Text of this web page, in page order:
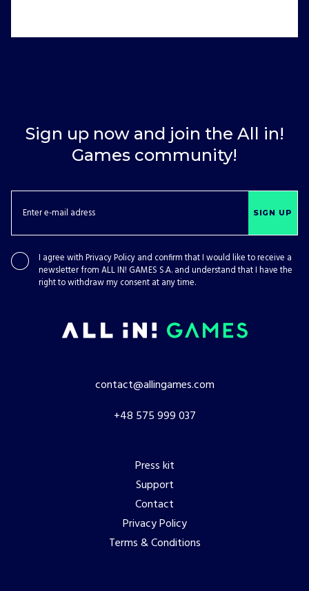
Sign up now and join the All in!
Games community!
SIGN UP
I agree with Privacy Policy and confirm that I would like to receive a
newsletter from ALL IN! GAMES S.A. and understand that I have the
right to withdraw my consent at any time.
contact@allingames.com
+48 575 999 037
Press kit
Support
Contact
Privacy Policy
Terms & Conditions